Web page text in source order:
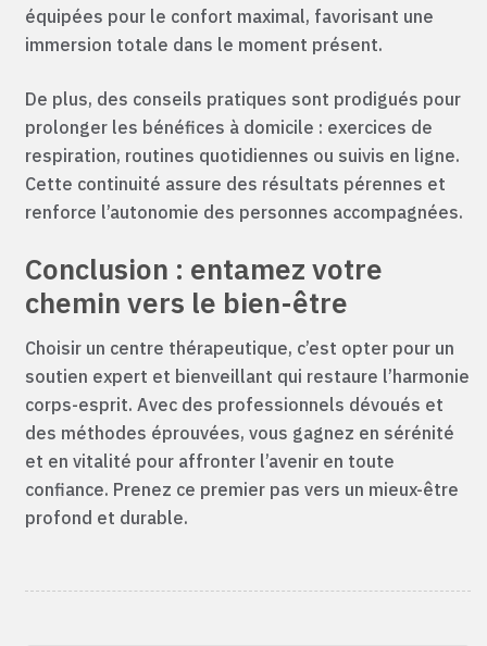
équipées pour le confort maximal, favorisant une
immersion totale dans le moment présent.
De plus, des conseils pratiques sont prodigués pour
prolonger les bénéfices à domicile : exercices de
respiration, routines quotidiennes ou suivis en ligne.
Cette continuité assure des résultats pérennes et
renforce l’autonomie des personnes accompagnées.
Conclusion : entamez votre
chemin vers le bien-être
Choisir un centre thérapeutique, c’est opter pour un
soutien expert et bienveillant qui restaure l’harmonie
corps-esprit. Avec des professionnels dévoués et
des méthodes éprouvées, vous gagnez en sérénité
et en vitalité pour affronter l’avenir en toute
confiance. Prenez ce premier pas vers un mieux-être
profond et durable.